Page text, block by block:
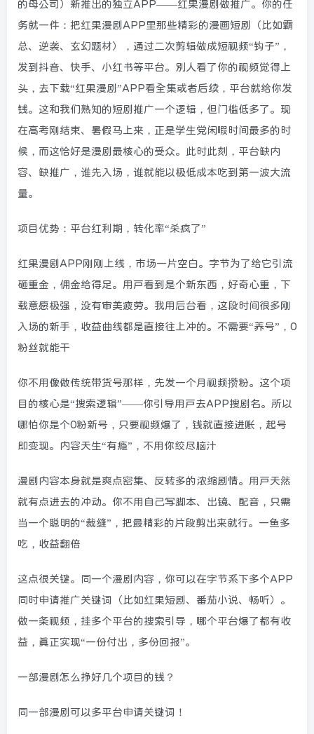
的母公司）新推出的独立APP——红果漫剧做推广。你的任
务就一件：把红果漫剧APP里那些精彩的漫画短剧（比如霸
总、逆袭、玄幻题材），通过二次剪辑做成短视频“钩子”，
发到抖音、快手、小红书等平台。别人看了你的视频觉得上
头，去下载“红果漫剧”APP看全集或者后续，平台就给你发
钱。这和我们熟知的短剧推广一个逻辑，但门槛低多了。现
在高考刚结束、暑假马上来，正是学生党闲暇时间最多的时
候，而这恰好是漫剧最核心的受众。此时此刻，平台缺内
容、缺推广，谁先入场，谁就能以极低成本吃到第一波大流
量。
项目优势：平台红利期，转化率“杀疯了”
红果漫剧APP刚刚上线，市场一片空白。字节为了给它引流
砸重金，佣金给得足。用户看到是个新东西，好奇心重，下
载意愿极强，没有审美疲劳。我用后台看，这段时间很多刚
入场的新手，收益曲线都是直接往上冲的。不需要“养号”，0
粉丝就能干
你不用像做传统带货号那样，先发一个月视频攒粉。这个项
目的核心是“搜索逻辑”——你引导用户去APP搜剧名。所以
哪怕你是个0粉新号，只要视频爆了，钱就直接进账，起号
即变现。内容天生“有瘾”，不用你绞尽脑汁
漫剧内容本身就是爽点密集、反转多的浓缩剧情。用户天然
就有点进去的冲动。你不用自己写脚本、出镜、配音，只需
当一个聪明的“裁缝”，把最精彩的片段剪出来就行。一鱼多
吃，收益翻倍
这点很关键。同一个漫剧内容，你可以在字节系下多个APP
同时申请推广关键词（比如红果短剧、番茄小说、畅听）。
做一条视频，挂多个平台的搜索引导，哪个平台爆了都有收
益，真正实现“一份付出，多份回报”。
一部漫剧怎么挣好几个项目的钱？
同一部漫剧可以多平台申请关键词！